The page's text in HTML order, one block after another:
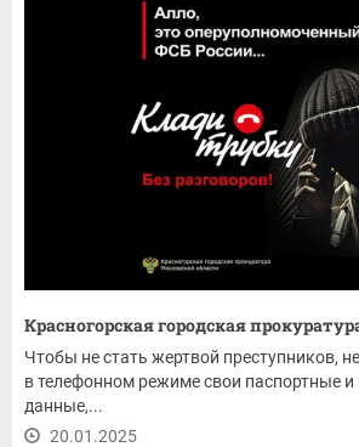
Красногорская городская
Чтобы не стать жертвой преступников,
в телефонном режиме свои паспортные
данные,...
20.01.2025